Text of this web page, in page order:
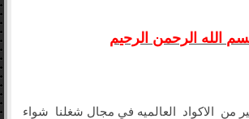
الله الرحمن الرحيم
من الاكواد العالميه في مجال شغلنا شواء